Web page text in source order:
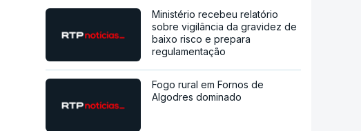
Ministério recebeu relatório
sobre vigilância da gravidez de
baixo risco e prepara
regulamentação
Fogo rural em Fornos de
Algodres dominado